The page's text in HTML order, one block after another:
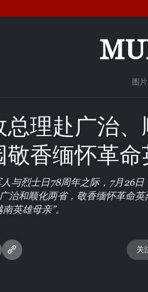
图片
总理赴广治、
敬香缅怀革命
与烈士日78周年之际，7月26
治和顺化两省，敬香缅怀革命英
英雄母亲”。
关